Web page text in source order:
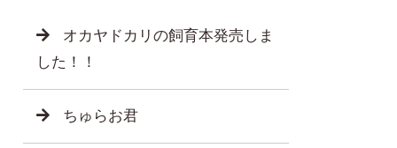
オカヤドカリの飼育本発売しま
した！！
ちゅらお君